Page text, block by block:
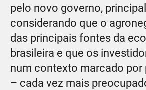
pelo novo governo,
considerando que o
das principais fontes da
brasileira e que os
num contexto marcado por
– cada vez mais